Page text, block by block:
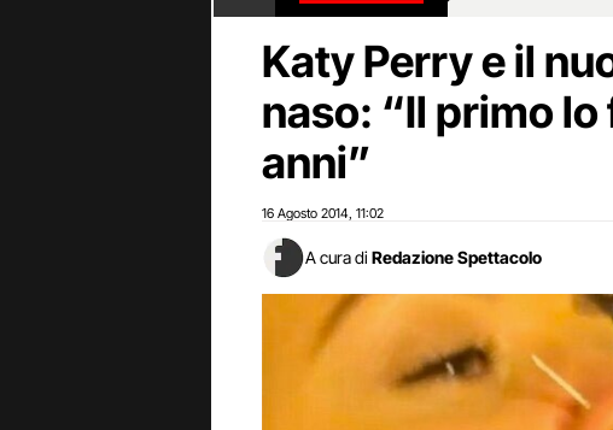
Katy Perry e il
naso: “Il primo lo
anni”
16 Agosto 2014 11:02
A cura di Redazione Spettacolo